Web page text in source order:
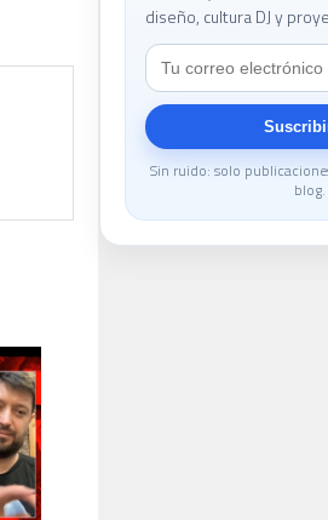
diseño, cultura DJ y
Sin ruido: solo
blog.